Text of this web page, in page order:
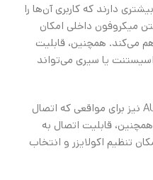
دارند که کاربری آن‌ها را
میکروفون داخلی امکان
می‌کند. همچنین، قابلیت
یا سیری می‌تواند
پشتیبانی از کارت حافظه و ورودی AUX نیز برای مواقعی که اتصال
قابلیت اتصال به
تنظیم اکولایزر و انتخاب